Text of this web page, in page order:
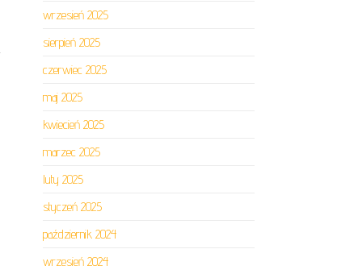
wrzesień 2025
sierpień 2025
czerwiec 2025
maj 2025
kwiecień 2025
marzec 2025
luty 2025
styczeń 2025
październik 2024
wrzesień 2024